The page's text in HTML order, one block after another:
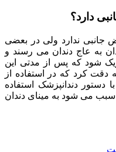
دارد؟
جانبی ندارد ولی در بعضی
به عاج دندان می رسند و
شود که پس از مدتی این
دقت کرد که در استفاده از
دستور دندانپزشک استفاده
می شود به مینای دندان